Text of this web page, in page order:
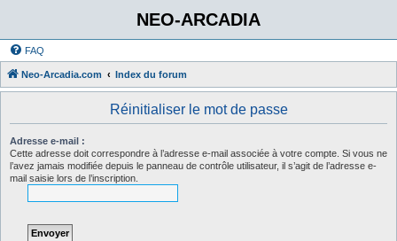
NEO-ARCADIA
FAQ
Neo-Arcadia.com Index du forum
Réinitialiser le mot de passe
Adresse e-mail :
Cette adresse doit correspondre à l’adresse e-mail associée à votre compte. Si vous ne
l’avez jamais modifiée depuis le panneau de contrôle utilisateur, il s’agit de l’adresse e-
mail saisie lors de l’inscription.